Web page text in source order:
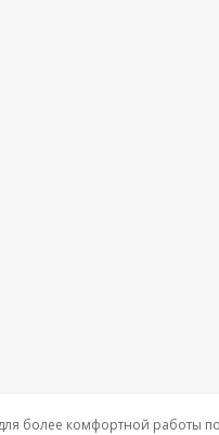
более комфортной работы